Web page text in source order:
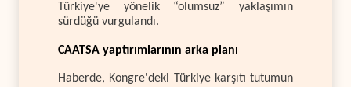
Türkiye'ye yönelik “olumsuz” yaklaşımın
sürdüğü vurgulandı.
CAATSA yaptırımlarının arka planı
Haberde, Kongre'deki Türkiye karşıtı tutumun